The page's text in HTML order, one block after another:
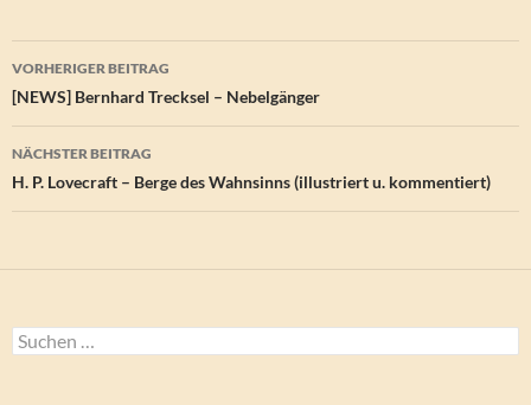
Beitragsnavigation
VORHERIGER BEITRAG
[NEWS] Bernhard Trecksel – Nebelgänger
NÄCHSTER BEITRAG
H. P. Lovecraft – Berge des Wahnsinns (illustriert u. kommentiert)
Suchen
nach: